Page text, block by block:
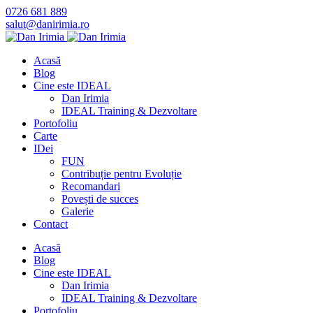
0726 681 889
salut@danirimia.ro
Acasă
Blog
Cine este IDEAL
Dan Irimia
IDEAL Training & Dezvoltare
Portofoliu
Carte
IDei
FUN
Contribuție pentru Evoluție
Recomandari
Povești de succes
Galerie
Contact
Acasă
Blog
Cine este IDEAL
Dan Irimia
IDEAL Training & Dezvoltare
Portofoliu